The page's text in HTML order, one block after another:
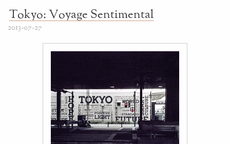
Tokyo: Voyage Sentimental
2013-07-27